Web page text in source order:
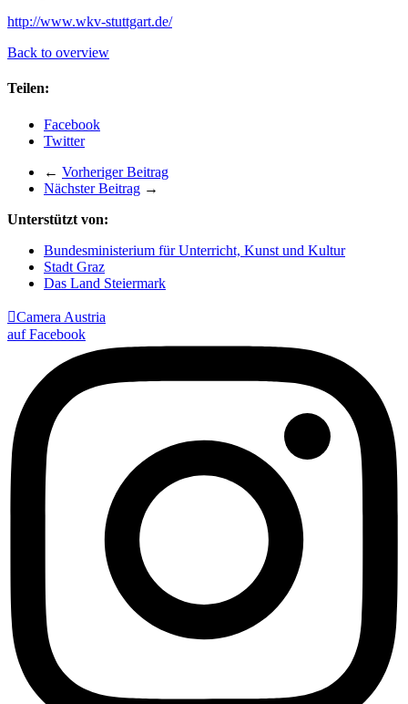
http://www.wkv-stuttgart.de/
Back to overview
Teilen:
Facebook
Twitter
← Vorheriger Beitrag
Nächster Beitrag →
Unterstützt von:
Bundesministerium für Unterricht, Kunst und Kultur
Stadt Graz
Das Land Steiermark
Camera Austria
auf Facebook